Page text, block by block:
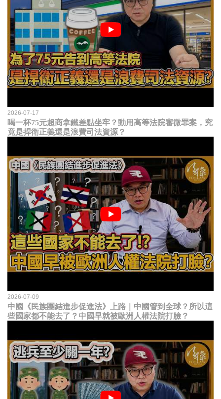
2026-07-17
喝一杯75元超商拿鐵差點坐牢？動用高等法院審微罪案，究
竟是捍衛正義還是浪費司法資源？
2026-07-09
中國《民族團結進步促進法》上路｜中國管到全球？所以這
些國家都不能去了？中國早就被歐洲人權法院打臉？